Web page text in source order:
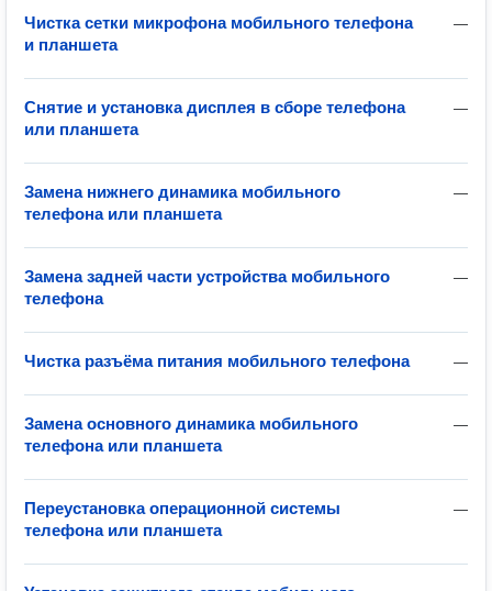
—
Чистка сетки микрофона мобильного телефона
и планшета
—
Снятие и установка дисплея в сборе телефона
или планшета
—
Замена нижнего динамика мобильного
телефона или планшета
—
Замена задней части устройства мобильного
телефона
—
Чистка разъёма питания мобильного телефона
—
Замена основного динамика мобильного
телефона или планшета
—
Переустановка операционной системы
телефона или планшета